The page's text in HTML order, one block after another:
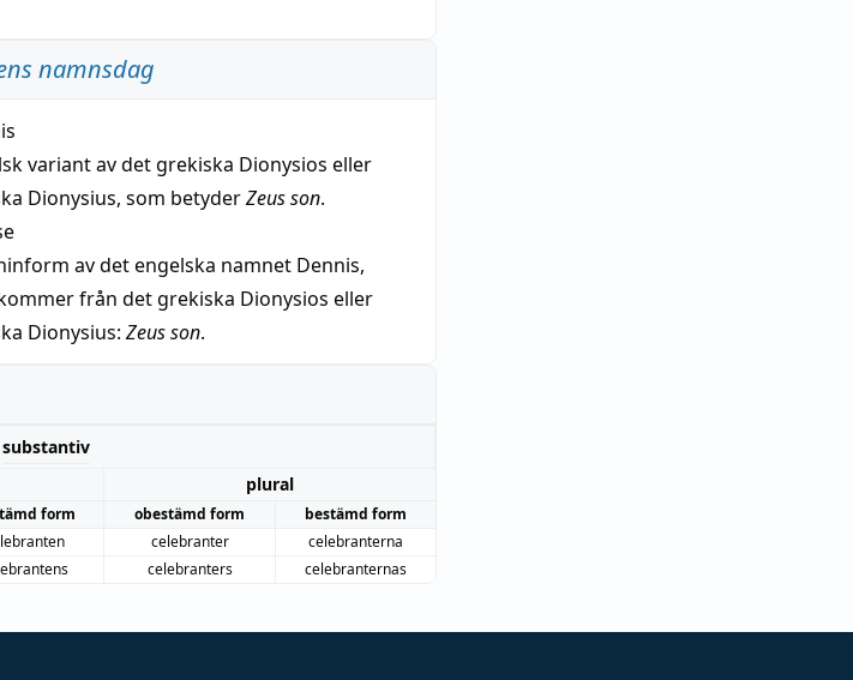
namnsdag
variant av det grekiska Dionysios eller
Dionysius, som betyderZeus son.
av det engelska namnet Dennis,
från det grekiska Dionysios eller
Dionysius: Zeus son.
substantiv
plural
form obestämd form
bestämd form
celebranter
celebranterna
celebranters celebranternas